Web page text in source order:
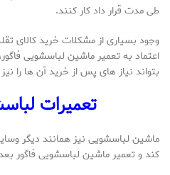
طی مدت قرار داد کار کنند.
وجود بسیاری از مشکلات خرید کالای
اعتماد به تعمیر ماشین لباسشویی
بتواند نیاز های پس از خرید آن ها را
تعمیرات
ماشین لباسشویی نیز همانند دیگر
کند و تعمیر ماشین لباسشویی فاگور